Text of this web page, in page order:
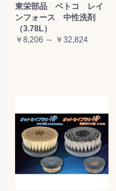
東栄部品 ベトコ レイ
ンフォース 中性洗剤
（3.78L）
￥8,206 ～ ￥32,824